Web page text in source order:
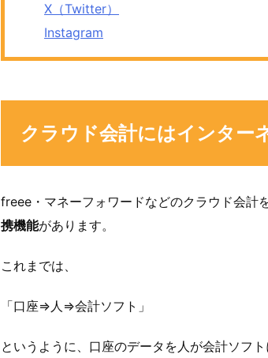
X（Twitter）
Instagram
クラウド会計にはインター
freee・マネーフォワードなどのクラウド会計
携機能があります。
これまでは、
「口座⇒人⇒会計ソフト」
というように、口座のデータを人が会計ソフ